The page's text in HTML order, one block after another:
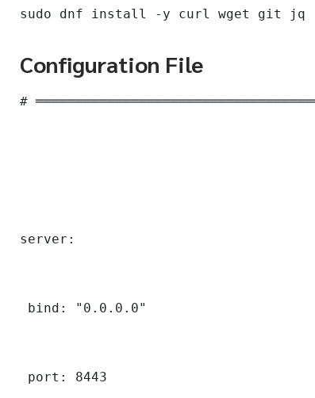
sudo dnf install -y curl wget git jq
Configuration File
#
server:
bind: "0.0.0.0"
port: 8443